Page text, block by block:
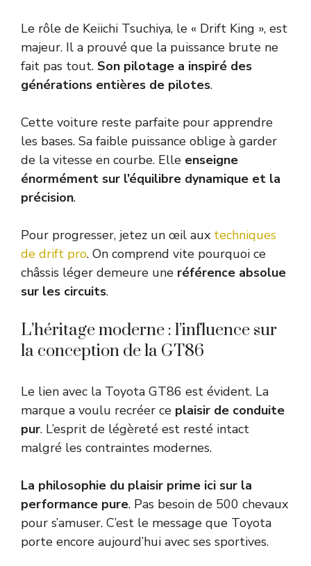
Le rôle de Keiichi Tsuchiya, le « Drift King », est
majeur. Il a prouvé que la puissance brute ne
fait pas tout. Son pilotage a inspiré des
générations entières de pilotes.
Cette voiture reste parfaite pour apprendre
les bases. Sa faible puissance oblige à garder
de la vitesse en courbe. Elle enseigne
énormément sur l’équilibre dynamique et la
précision.
Pour progresser, jetez un œil aux techniques
de drift pro. On comprend vite pourquoi ce
châssis léger demeure une référence absolue
sur les circuits.
L’héritage moderne : l’influence sur
la conception de la GT86
Le lien avec la Toyota GT86 est évident. La
marque a voulu recréer ce plaisir de conduite
pur. L’esprit de légèreté est resté intact
malgré les contraintes modernes.
La philosophie du plaisir prime ici sur la
performance pure. Pas besoin de 500 chevaux
pour s’amuser. C’est le message que Toyota
porte encore aujourd’hui avec ses sportives.